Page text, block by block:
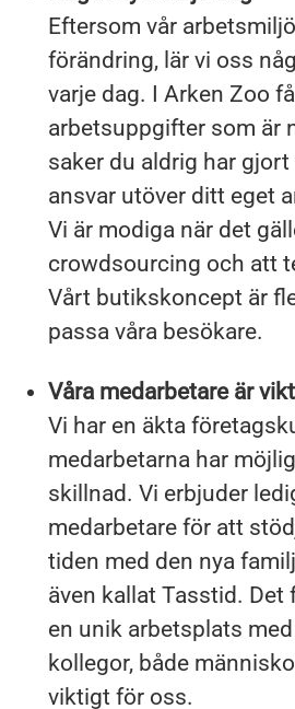
Eftersom vår
förändring, lär vi oss
varje dag. I Arken Zoo
arbetsuppgifter som är
saker du aldrig har
ansvar utöver ditt eget
Vi är modiga när det
crowdsourcing och att
Vårt butikskoncept är
passa våra besökare.
Våra medarbetare är
Vi har en äkta
medarbetarna har
skillnad. Vi erbjuder
medarbetare för att
tiden med den nya
även kallat Tasstid. Det
en unik arbetsplats
kollegor, både
viktigt för oss.